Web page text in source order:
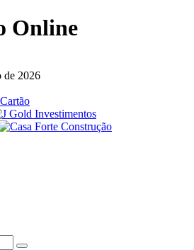
Online
de 2026